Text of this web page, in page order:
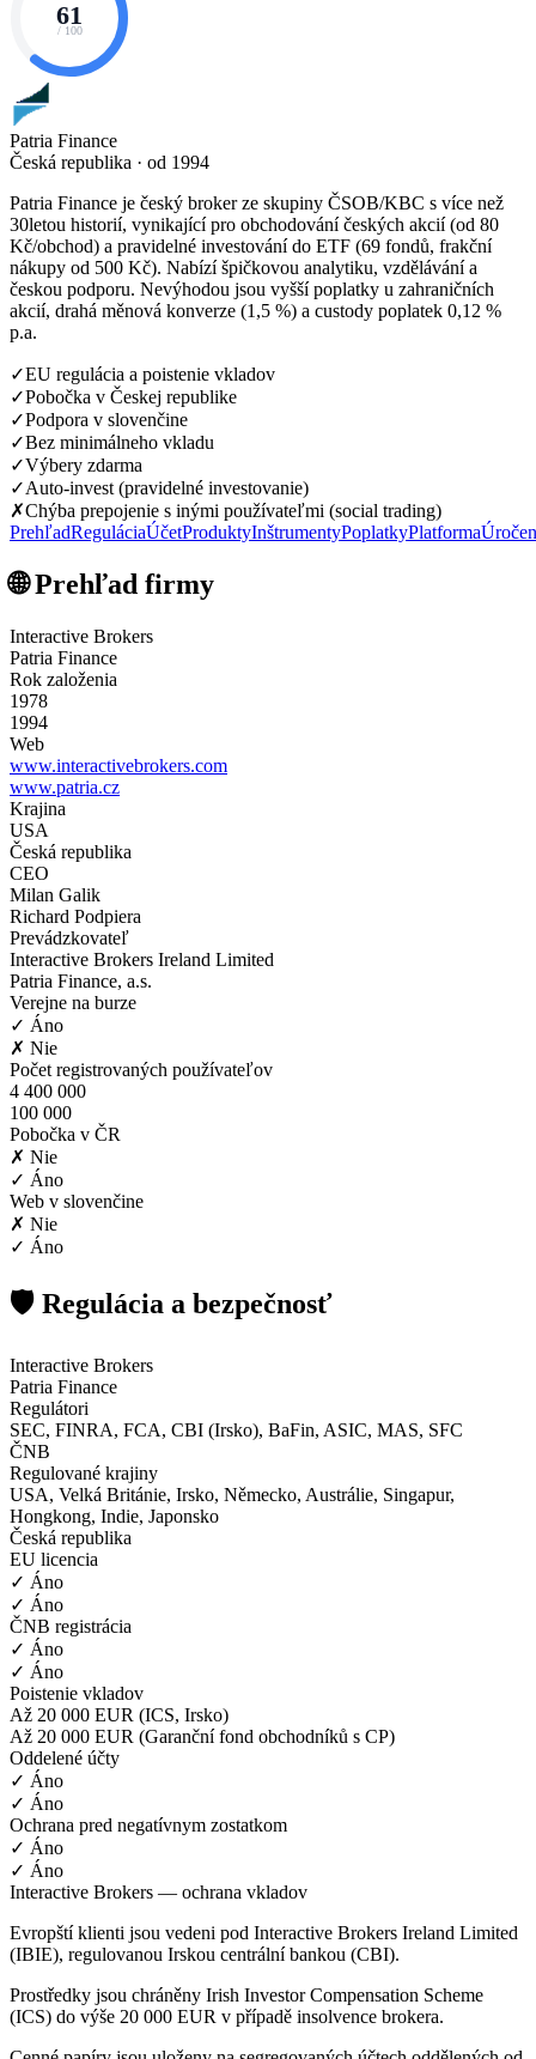
61
/ 100
Patria Finance
Česká republika · od 1994
Patria Finance je český broker ze skupiny ČSOB/KBC s více než
30letou historií, vynikající pro obchodování českých akcií (od 80
Kč/obchod) a pravidelné investování do ETF (69 fondů, frakční
nákupy od 500 Kč). Nabízí špičkovou analytiku, vzdělávání a
českou podporu. Nevýhodou jsou vyšší poplatky u zahraničních
akcií, drahá měnová konverze (1,5 %) a custody poplatek 0,12 %
p.a.
✓EU regulácia a poistenie vkladov
✓Pobočka v Českej republike
✓Podpora v slovenčine
✓Bez minimálneho vkladu
✓Výbery zdarma
✓Auto-invest (pravidelné investovanie)
✗Chýba prepojenie s inými používateľmi (social trading)
PrehľadReguláciaÚčetProduktyInštrumentyPoplatkyPlatforma
🌐 Prehľad firmy
Interactive Brokers
Patria Finance
Rok založenia
1978
1994
Web
www.interactivebrokers.com
www.patria.cz
Krajina
USA
Česká republika
CEO
Milan Galik
Richard Podpiera
Prevádzkovateľ
Interactive Brokers Ireland Limited
Patria Finance, a.s.
Verejne na burze
✓ Áno
✗ Nie
Počet registrovaných používateľov
4 400 000
100 000
Pobočka v ČR
✗ Nie
✓ Áno
Web v slovenčine
✗ Nie
✓ Áno
🛡️ Regulácia a bezpečnosť
Interactive Brokers
Patria Finance
Regulátori
SEC, FINRA, FCA, CBI (Irsko), BaFin, ASIC, MAS, SFC
ČNB
Regulované krajiny
USA, Velká Británie, Irsko, Německo, Austrálie, Singapur,
Hongkong, Indie, Japonsko
Česká republika
EU licencia
✓ Áno
✓ Áno
ČNB registrácia
✓ Áno
✓ Áno
Poistenie vkladov
Až 20 000 EUR (ICS, Irsko)
Až 20 000 EUR (Garanční fond obchodníků s CP)
Oddelené účty
✓ Áno
✓ Áno
Ochrana pred negatívnym zostatkom
✓ Áno
✓ Áno
Interactive Brokers — ochrana vkladov
Evropští klienti jsou vedeni pod Interactive Brokers Ireland Limited
(IBIE), regulovanou Irskou centrální bankou (CBI).
Prostředky jsou chráněny Irish Investor Compensation Scheme
(ICS) do výše 20 000 EUR v případě insolvence brokera.